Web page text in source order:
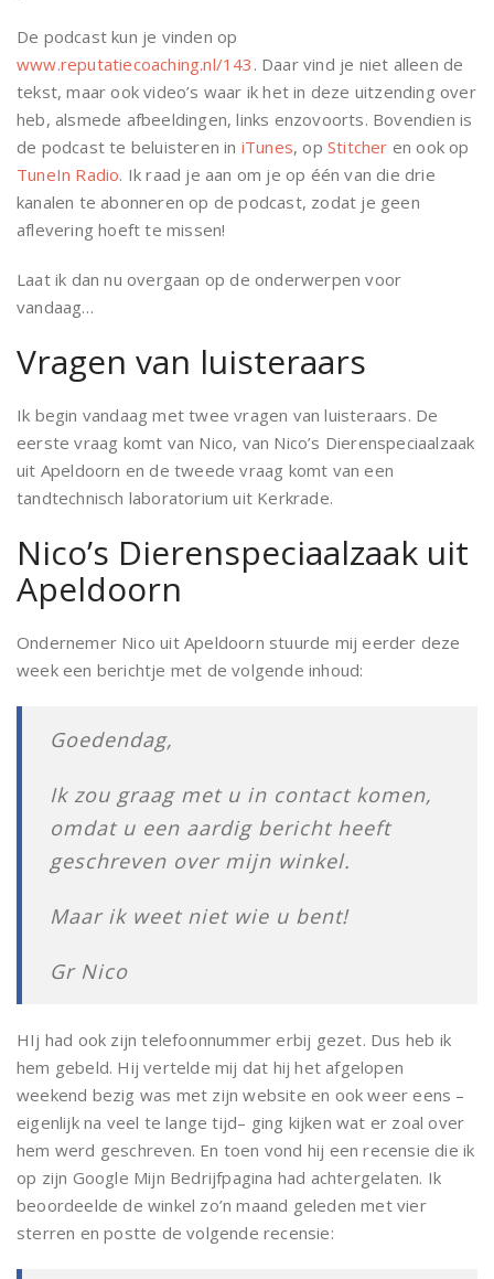
De podcast kun je vinden op
www.reputatiecoaching.nl/143 . Daar vind je niet alleen de
tekst, maar ook video’s waar ik het in deze uitzending over
heb, alsmede afbeeldingen, links enzovoorts. Bovendien is
de podcast te beluisteren in iTunes, opStitcher en ook op
TuneIn Radio. Ik raad je aan om je op één van die drie
kanalen te abonneren op de podcast, zodat je geen
aflevering hoeft te missen!
Laat ik dan nu overgaan op de onderwerpen voor
vandaag…
Vragen van luisteraars
Ik begin vandaag met twee vragen van luisteraars. De
eerste vraag komt van Nico, van Nico’s Dierenspeciaalzaak
uit Apeldoorn en de tweede vraag komt van een
tandtechnisch laboratorium uit Kerkrade.
Nico’s Dierenspeciaalzaak uit
Apeldoorn
Ondernemer Nico uit Apeldoorn stuurde mij eerder deze
week een berichtje met de volgende inhoud:
Goedendag,
Ik zou graag met u in contact komen,
omdat u een aardig bericht heeft
geschreven over mijn winkel.
Maar ik weet niet wie u bent!
Gr Nico
HIj had ook zijn telefoonnummer erbij gezet. Dus heb ik
hem gebeld. Hij vertelde mij dat hij het afgelopen
weekend bezig was met zijn website en ook weer eens –
eigenlijk na veel te lange tijd– ging kijken wat er zoal over
hem werd geschreven. En toen vond hij een recensie die ik
op zijn Google Mijn Bedrijfpagina had achtergelaten. Ik
beoordeelde de winkel zo’n maand geleden met vier
sterren en postte de volgende recensie: